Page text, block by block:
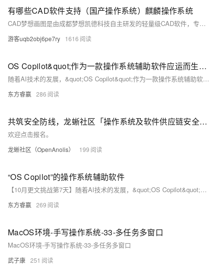
有哪些CAD软件支持（国产操作系统）麒麟操作系统
CAD梦想画图是由成都梦想凯德科技自主研发的轻量级CAD软件，专为国产操作系统如麒麟、统信设计。支持AutoCAD所有版本的dwg二维图纸，具备精准显示、测量、标注、绘图修改、文字查找及批注等功能，操作流畅，无需安装字体。用户可通过应用商店轻松安装，适合新手和专业人士使用。
游客uqb2obj6pe7ry 1616
OS Copilot&quot;作为一款操作系统辅助软件应运而生，旨在提升用户使用电脑的效率
随着AI技术的发展，&quot;OS Copilot&quot;作为一款操作系统辅助软件应运而生，旨在提升用户使用电脑的效率。它具备智能命令建议、代码片段生成、文件管理助手及任务自动化等功能，适合日常办公与专业开发。安装简便，上手容易，能显著提高工作效率。
东方睿赢 286
共筑安全防线，龙蜥社区「操作系统及软件供应链安全MeetUp」邀您报名
欢迎点击报名。
龙蜥社区（OpenAnolis） 199
“OS Copilot”的操作系统辅助软件
【10月更文挑战第7天】随着AI技术的发展，&quot;OS Copilot&quot;作为一款操作系统辅助软件，通过智能命令建议、代码片段生成、文件管理助手及任务自动化等功能，极大提升了用户的工作效率，无论是日常办公还是专业开发都提供了强有力的支持。其简洁的安装流程、友好的用户界面和强大的搜索能力，使得这款软件成为提升生产力的得力助手。
东方睿赢 269
MacOS环境-手写操作系统-33-多任务多窗口
MacOS环境-手写操作系统-33-多任务多窗口
武子康 251